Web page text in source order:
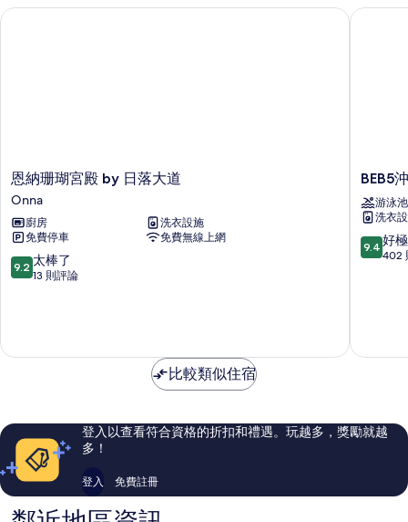
的
恩
納
珊
瑚
宮
殿
by
Onna
恩納珊瑚宮殿 by 日落大道
Onna
廚房
洗衣設施
免費停車
免費無線上網
9.2
分，
太
則
評
9.2 太棒了
13 則評論
恩納珊瑚宮殿 by 日落大道
BEB5
繩
瀬
良
垣
村
BEB5
游泳池
洗衣
9.4
分，
極
論
9.4 好
402
BEB5沖
比較類似住宿
登入以查看符合資格的折扣和禮遇。玩越多，獎勵就越
多！
登入 免費註冊